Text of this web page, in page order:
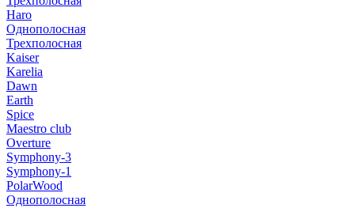
Haro
Однополосная
Трехполосная
Kaiser
Karelia
Dawn
Earth
Spice
Maestro club
Overture
Symphony-3
Symphony-1
PolarWood
Однополосная